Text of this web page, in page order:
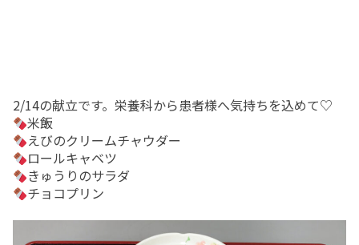
育児休業等の取得割合の公表
まりーごーるど(広報誌)
パンフレット
小規模多機能型居宅介護事業所 みなみ風
2/14の献立です。栄養科から患者様へ気持ちを込めて♡
米飯
えびのクリームチャウダー
ロールキャベツ
きゅうりのサラダ
チョコプリン